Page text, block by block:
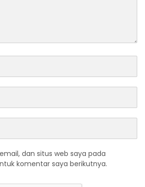
dan situs web saya pada
komentar saya berikutnya.